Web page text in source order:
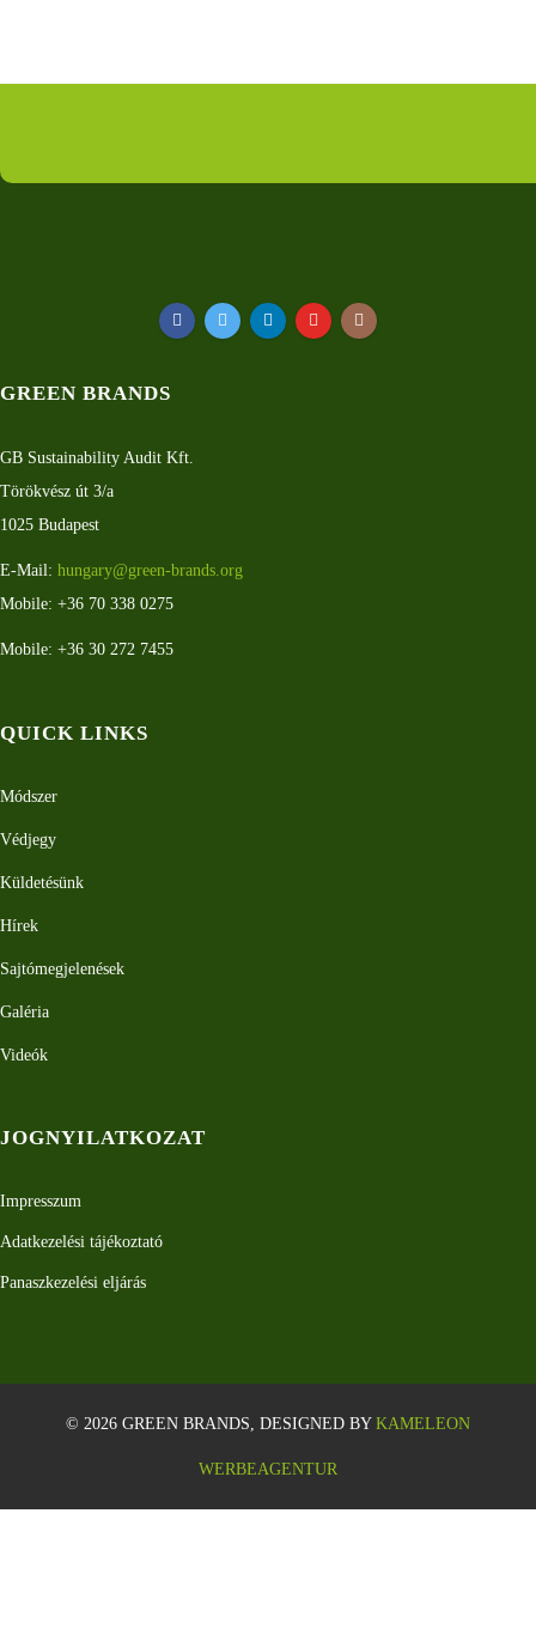
GREEN BRANDS
GB Sustainability Audit Kft.
Törökvész út 3/a
1025 Budapest
E-Mail: hungary@green-brands.org
Mobile: +36 70 338 0275
Mobile: +36 30 272 7455
QUICK LINKS
Módszer
Védjegy
Küldetésünk
Hírek
Sajtómegjelenések
Galéria
Videók
JOGNYILATKOZAT
Impresszum
Adatkezelési tájékoztató
Panaszkezelési eljárás
© 2026 GREEN BRANDS, DESIGNED BY KAMELEON
WERBEAGENTUR